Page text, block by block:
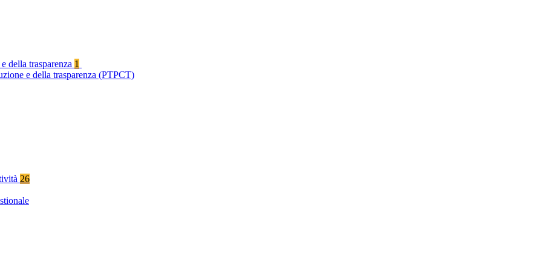
della trasparenza 1
e della trasparenza (PTPCT)
26